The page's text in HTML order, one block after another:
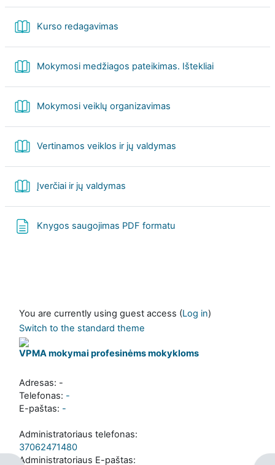
Kurso redagavimas
Mokymosi medžiagos pateikimas. IštekliaiBook
Mokymosi veiklų organizavimas
Vertinamos veiklos ir jų valdymas
Įverčiai ir jų valdymas
Knygos saugojimas PDF formatu
You are currently using guest access (Log in)
Switch to the standard theme
VPMA mokymai profesinėms mokykloms
Adresas: -
Telefonas: -
E-paštas: -
Administratoriaus telefonas:
37062471480
Administratoriaus E-paštas: